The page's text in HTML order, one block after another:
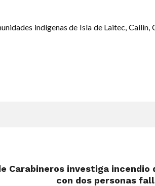
indígenas de Isla de Laitec,
Carabineros investiga incendio
con dos personas